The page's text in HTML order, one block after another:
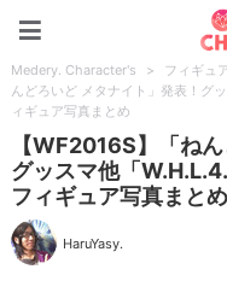
Medery. Character's > フィギュ
んどろいど メタナイト」発表！グ
ィギュア写真まとめ
【WF2016S】「ね
グッスマ他「
フィギュア写真まと
HaruYasy.